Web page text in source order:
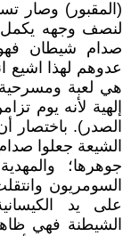
(المقبور) وصار
لنصف وجهه
صدام شيطان
عدوهم لهذا
هي لعبة ومسرحية
إلهية لأنه يوم
الصدر). باختصار
الشيعة جعلوا
جوهرها؛
السومريون
على يد
الشيطنة فهي